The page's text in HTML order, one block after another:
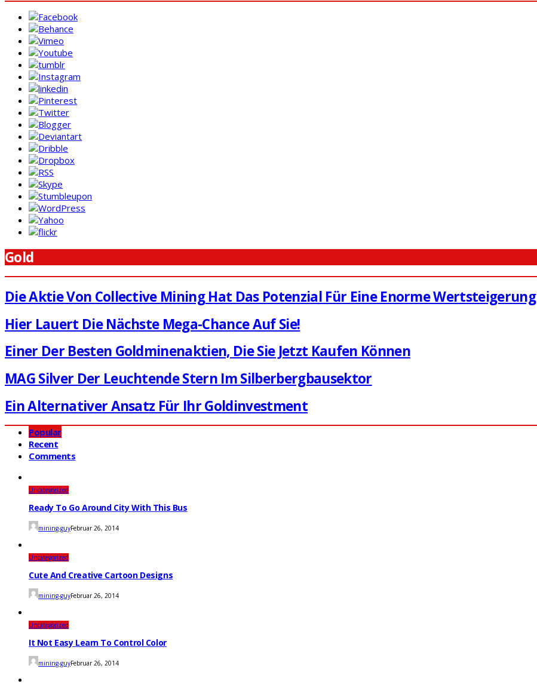
Gold
Die Aktie Von Collective Mining Hat Das Potenzial Für Eine Enorme Wertsteigerung
Hier Lauert Die Nächste Mega-Chance Auf Sie!
Einer Der Besten Goldminenaktien, Die Sie Jetzt Kaufen Können
MAG Silver Der Leuchtende Stern Im Silberbergbausektor
Ein Alternativer Ansatz Für Ihr Goldinvestment
Popular
Recent
Comments
Uncategorized
Ready To Go Around City With This Bus
mining-guyFebruar 26, 2014
Uncategorized
Cute And Creative Cartoon Designs
mining-guyFebruar 26, 2014
Uncategorized
It Not Easy Learn To Control Color
mining-guyFebruar 26, 2014